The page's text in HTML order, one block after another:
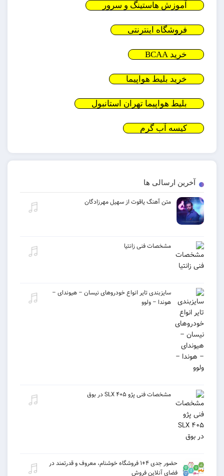
آخرین ارسالی ها
متن آهنگ یاقوت از سهیل مهرزادگان
مشخصات فنی زانتیا
سایزبندی تایر انواع خودروهای نیسان – هیوندای –
هوندا – ولوو
مشخصات فنی پژو ۴۰۵ SLX در بوق
حضور جدی ۴+۱ فروشگاه خوشنام، معروف و قدرتمند در
فضای آنلاین فروش
آموزش هاستینگ و سرور
فروشگاه اینترنتی
خرید BCAA
خرید بلیط هواپیما
بلیط هواپیما تهران استانبول
کیسه آب گرم